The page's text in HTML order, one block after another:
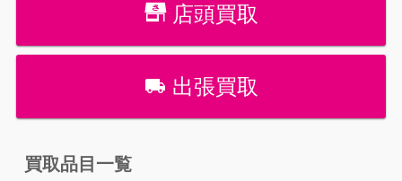
店頭買取
出張買取
買取品目一覧